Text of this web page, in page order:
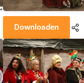
Downloaden